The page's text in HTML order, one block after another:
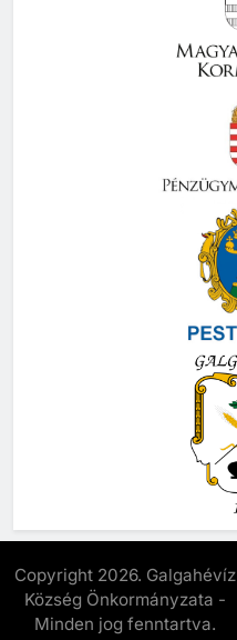
Copyright 2026. Galgahévíz
Község Önkormányzata -
Minden jog fenntartva.